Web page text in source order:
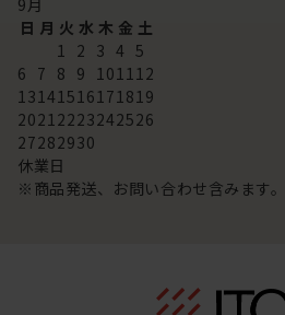
9月
日 月 火 水 木 金 土
1 2 3 4 5
6 7 8 9 101112
13141516171819
20212223242526
27282930
休業日
※商品発送、お問い合わせ含みます。